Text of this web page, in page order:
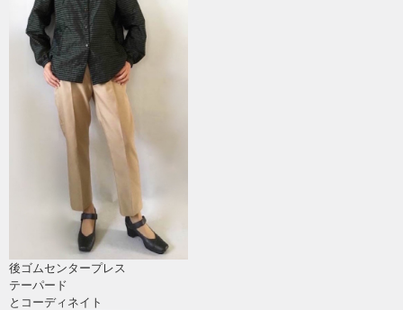
後ゴムセンタープレス
テーパード
とコーディネイト